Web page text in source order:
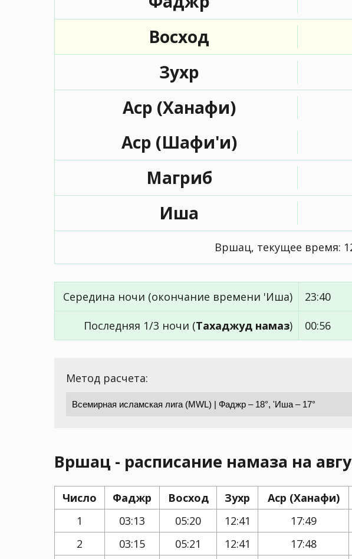
Восход
Зухр
Аср (Ханафи)
Аср (Шафи'и)
Магриб
Иша
Вршац, текущее время:
Середина ночи (окончание времени 'Иша) 23:40
Последняя 1/3 ночи (Тахаджуд намаз) 00:56
Метод расчета:
Вршац - расписание намаза на
Число Фаджр Восход Зухр Аср (Ханафи)
1
03:13 05:20 12:41 17:49
2
03:15 05:21 12:41 17:48